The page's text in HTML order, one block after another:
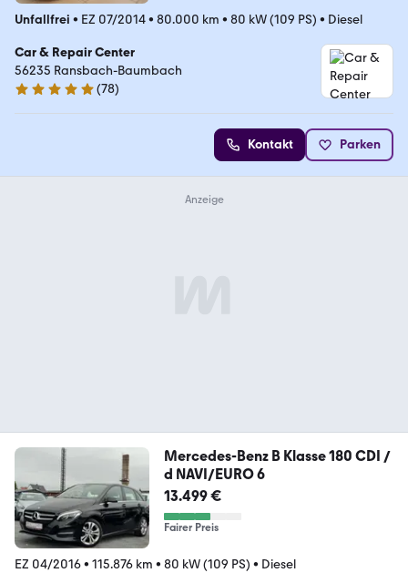
Unfallfrei • EZ 07/2014• 80.000 km • 80 kW (109 PS) • Diesel
Car & Repair Center
56235 Ransbach-Baumbach
5 Sterne
(78)
Kontakt Parken
Mercedes-Benz B Klasse 180 CDI /
d NAVI/EURO 6
13.499 €
Fairer Preis
EZ 04/2016• 115.876 km • 80 kW (109 PS) • Diesel